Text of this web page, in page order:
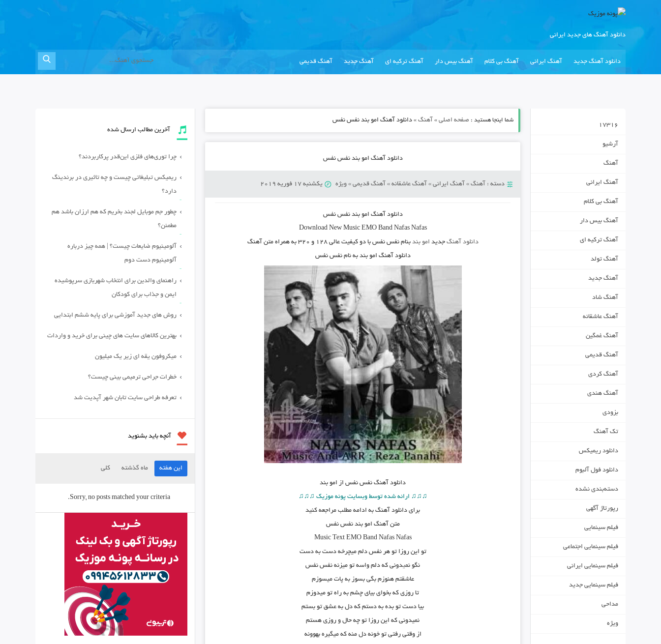
دانلود آهنگ های جدید ایرانی
دانلود آهنگ جدید آهنگ ایرانی آهنگ بی کلام آهنگ بیس دار آهنگ ترکیه ای آهنگ جدید آهنگ قدیمی
شما اینجا هستید : صفحه اصلی» آهنگ» دانلود آهنگ امو بند نفس نفس
دانلود آهنگ امو بند نفس نفس
دسته : آهنگ» آهنگ ایرانی» آهنگ عاشقانه» آهنگ قدیمی» ویژه یکشنبه 17 فوریه 2019
دانلود آهنگ امو بند نفس نفس
Download New Music EMO Band Nafas Nafas
دانلود آهنگ جدید امو بند بنام نفس نفسبا دو کیفیت عالی ۱۲۸ و ۳۲۰ به همراه متن آهنگ
دانلود آهنگ امو بند به نام نفس نفس
دانلود آهنگنفس نفس از امو بند
♫♫♫ ارائه شده توسط وبسایت پونه موزیک ♫♫♫
برای دانلود آهنگ به ادامه مطلب مراجعه کنید
متن آهنگ امو بند نفس نفس
Music Text EMO Band Nafas Nafas
تو این روزا تو هر نفس دلم میچرخه دست به دست
نگو نمیدونی که دلم واسه تو میزنه نفس نفس
عاشقتم هنوزم بگی بسوز به پات میسوزم
تا روزی که بخوای بیای چشم به راه تو میدوزم
بیا دست تو بده به دستم که دل به عشق تو بستم
نمیدونی که این روزا تو چه حال و روزی هستم
از وقتی رفتی تو خونه دل منه که میگیره بهوونه
17316
آرشیو
آهنگ
آهنگ ایرانی
آهنگ بی کلام
آهنگ بیس دار
آهنگ ترکیه ای
آهنگ تولد
آهنگ جدید
آهنگ شاد
آهنگ عاشقانه
آهنگ غمگین
آهنگ قدیمی
آهنگ کردی
آهنگ هندی
بزودی
تک آهنگ
دانلود ریمیکس
دانلود فول آلبوم
دسته‌بندی نشده
رپورتاژ آگهی
فیلم سینمایی
فیلم سینمایی اجتماعی
فیلم سینمایی ایرانی
فیلم سینمایی جدید
مداحی
ویژه
آخرین مطالب ارسال شده
چرا توری‌های فلزی این‌قدر پرکاربردند؟
ریمیکس تبلیغاتی چیست و چه تاثیری در برندینگ
دارد؟
چطور جم موبایل لجند بخریم که هم ارزان باشد هم
مطمئن؟
آلومینیوم ضایعات چیست؟ | همه چیز درباره
آلومینیوم دست دوم
راهنمای والدین برای انتخاب شهربازی سرپوشیده
ایمن و جذاب برای کودکان
روش های جدید آموزشی برای پایه ششم ابتدایی
بهترین کالاهای سایت های چینی برای خرید و واردات
میکروفون یقه ای زیر یک میلیون
خطرات جراحی ترمیمی بینی چیست؟
تعرفه طراحی سایت تابان شهر آپدیت شد
آنچه باید بشنوید
این هفته ماه گذشته کلی
Sorry, no posts matched your criteria.